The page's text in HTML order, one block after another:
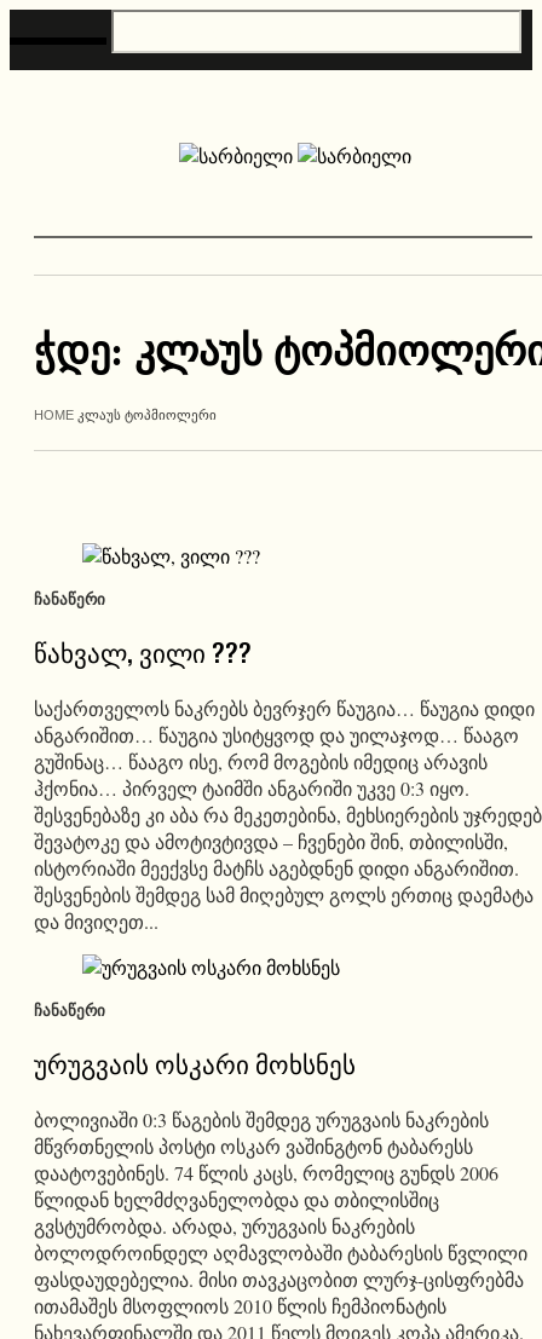
ჭდე: კლაუს
HOME ᲙᲚᲐᲣᲡ ᲢᲝᲞᲛᲘᲝᲚᲔᲠᲘ
ᲩᲐᲜᲐᲬᲔᲠᲘ
წახვალ, ვილი ???
საქართველოს ნაკრებს ბევრჯერ წაუგია… წაუგია დიდი
ანგარიშით… წაუგია უსიტყვოდ და უილაჯოდ… წააგო
გუშინაც… წააგო ისე, რომ მოგების იმედიც არავის
ჰქონია… პირველ ტაიმში ანგარიში უკვე 0:3 იყო.
შესვენებაზე კი აბა რა მეკეთებინა, მეხსიერების
შევატოკე და ამოტივტივდა – ჩვენები შინ, თბილისში,
ისტორიაში მეექვსე მატჩს აგებდნენ დიდი ანგარიშით.
შესვენების შემდეგ სამ მიღებულ გოლს ერთიც დაემატა
და მივიღეთ...
ᲩᲐᲜᲐᲬᲔᲠᲘ
ურუგვაის ოსკარი მოხსნეს
ბოლივიაში 0:3 წაგების შემდეგ ურუგვაის ნაკრების
მწვრთნელის პოსტი ოსკარ ვაშინგტონ ტაბარესს
დაატოვებინეს. 74 წლის კაცს, რომელიც გუნდს 2006
წლიდან ხელმძღვანელობდა და თბილისშიც
გვსტუმრობდა. არადა, ურუგვაის ნაკრების
ბოლოდროინდელ აღმავლობაში ტაბარესის წვლილი
ფასდაუდებელია. მისი თავკაცობით ლურჯ-ცისფრებმა
ითამაშეს მსოფლიოს 2010 წლის ჩემპიონატის
ნახევარფინალში და 2011 წელს მოიგეს კოპა ამერიკა.